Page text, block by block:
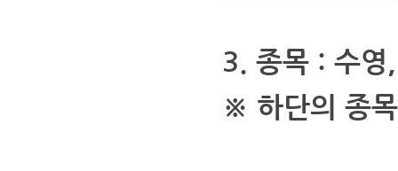
3. 종목 : 수영
※ 하단의 종